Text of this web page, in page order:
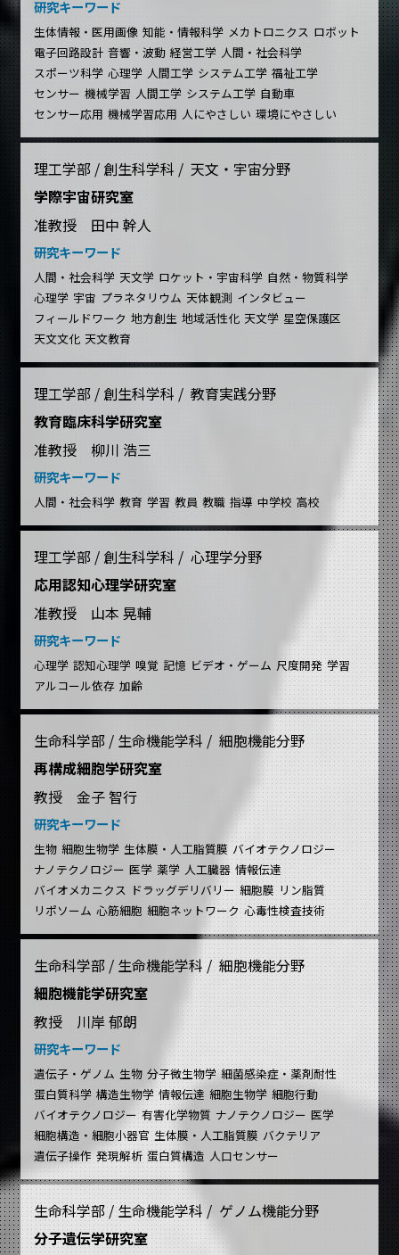
研究キーワード
生体情報・医用画像 知能・情報科学 メカトロニクス ロボット
電子回路設計 音響・波動 経営工学 人間・社会科学
スポーツ科学 心理学 人間工学 システム工学 福祉工学
センサー 機械学習 人間工学 システム工学 自動車
センサー応用 機械学習応用 人にやさしい 環境にやさしい
理工学部 / 創生科学科 / 天文・宇宙分野
学際宇宙研究室
准教授 田中 幹人
研究キーワード
人間・社会科学 天文学 ロケット・宇宙科学 自然・物質科学
心理学 宇宙 プラネタリウム 天体観測 インタビュー
フィールドワーク 地方創生 地域活性化 天文学 星空保護区
天文文化 天文教育
理工学部 / 創生科学科 / 教育実践分野
教育臨床科学研究室
准教授 柳川 浩三
研究キーワード
人間・社会科学 教育 学習 教員 教職 指導 中学校 高校
理工学部 / 創生科学科 / 心理学分野
応用認知心理学研究室
准教授 山本 晃輔
研究キーワード
心理学 認知心理学 嗅覚 記憶 ビデオ・ゲーム 尺度開発 学習
アルコール依存 加齢
生命科学部 / 生命機能学科 / 細胞機能分野
再構成細胞学研究室
教授 金子 智行
研究キーワード
生物 細胞生物学 生体膜・人工脂質膜 バイオテクノロジー
ナノテクノロジー 医学 薬学 人工臓器 情報伝達
バイオメカニクス ドラッグデリバリー 細胞膜 リン脂質
リポソーム 心筋細胞 細胞ネットワーク 心毒性検査技術
生命科学部 / 生命機能学科 / 細胞機能分野
細胞機能学研究室
教授 川岸 郁朗
研究キーワード
遺伝子・ゲノム 生物 分子微生物学 細菌感染症・薬剤耐性
蛋白質科学 構造生物学 情報伝達 細胞生物学 細胞行動
バイオテクノロジー 有害化学物質 ナノテクノロジー 医学
細胞構造・細胞小器官 生体膜・人工脂質膜 バクテリア
遺伝子操作 発現解析 蛋白質構造 人口センサー
生命科学部 / 生命機能学科 / ゲノム機能分野
分子遺伝学研究室